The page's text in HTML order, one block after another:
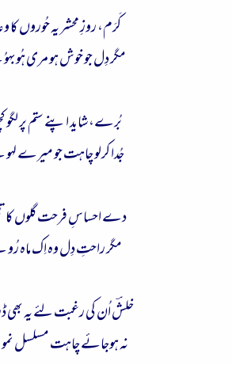
کَرَم، روزِ محشر یہ حُوروں کا
مگر دِل جو خوش ہو مری
بُرے، شاید اپنے ستم پر لگو
جُدا کرلو چاہت جو میرے
دے احساسِ فرحت گلوں کا
مگر راحتِ دِل وہ اِک ماہ
خلشؔ اُن کی رغبت لئے یہ
نہ ہوجائے چاہت مسلسل